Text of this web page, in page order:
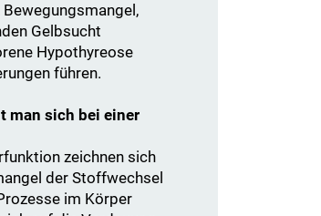
Gelbsucht
Hypothyreose
führen.
man sich bei einer
zeichnen sich
der Stoffwechsel
im Körper